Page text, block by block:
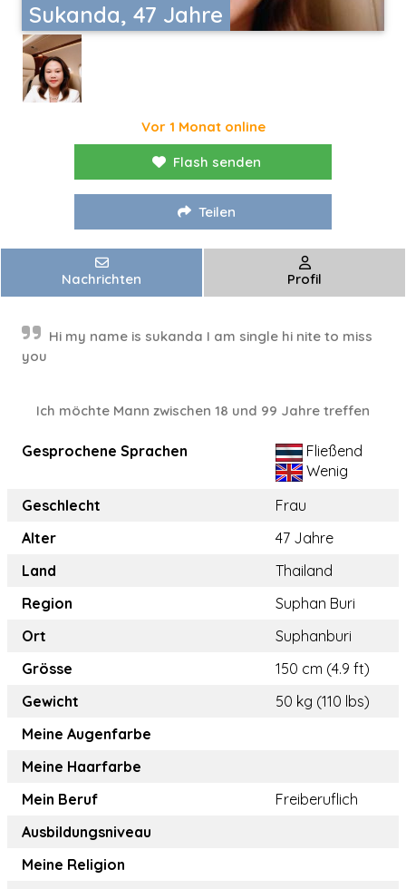
Sukanda, 47 Jahre
Vor 1 Monat online
Flash senden
Teilen
Nachrichten Profil
Hi my name is sukanda I am single hi nite to miss
you
Ich möchte Mann zwischen 18 und 99 Jahre treffen
Gesprochene Sprachen
Fließend
Wenig
Geschlecht
Frau
Alter
47 Jahre
Land
Thailand
Region
Suphan Buri
Ort
Suphanburi
Grösse
150 cm (4.9 ft)
Gewicht
50 kg (110 lbs)
Meine Augenfarbe
Meine Haarfarbe
Mein Beruf
Freiberuflich
Ausbildungsniveau
Meine Religion